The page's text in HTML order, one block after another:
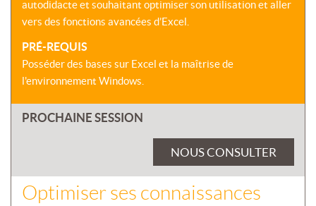
autodidacte et souhaitant optimiser son utilisation et aller
vers des fonctions avancées d’Excel.
PRÉ-REQUIS
Posséder des bases sur Excel et la maîtrise de
l'environnement Windows.
PROCHAINE SESSION
NOUS CONSULTER
Optimiser ses connaissances